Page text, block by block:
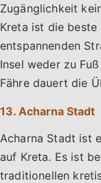
Zugänglichkeit
Kreta ist die
entspannenden
Insel weder zu
Fähre dauert die
13. Acharna Stadt
Acharna Stadt ist
auf Kreta. Es ist
traditionellen